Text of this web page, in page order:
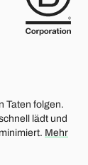
anrufen
Taten folgen.
lädt und
Mehr